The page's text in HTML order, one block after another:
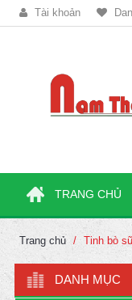
Tài khoản
TRANG CHỦ
Trang chủ Tinh bò
DANH MỤC